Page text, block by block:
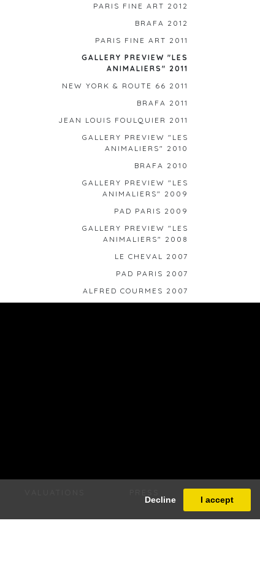
Decline I accept
PARIS FINE ART 2012
BRAFA 2012
PARIS FINE ART 2011
GALLERY PREVIEW "LES
ANIMALIERS" 2011
NEW YORK & ROUTE 66 2011
BRAFA 2011
JEAN LOUIS FOULQUIER 2011
GALLERY PREVIEW "LES
ANIMALIERS" 2010
BRAFA 2010
GALLERY PREVIEW "LES
ANIMALIERS" 2009
PAD PARIS 2009
GALLERY PREVIEW "LES
ANIMALIERS" 2008
LE CHEVAL 2007
PAD PARIS 2007
ALFRED COURMES 2007